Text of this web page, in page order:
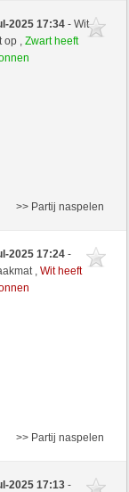
2025 17:34- Wit
op ,Zwart heeft
>> Partij naspelen
2025 17:24-
,Wit heeft
>> Partij naspelen
2025 17:13-